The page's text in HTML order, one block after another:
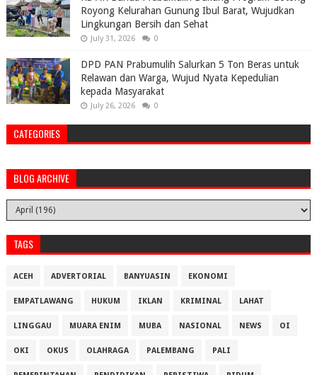
Royong Kelurahan Gunung Ibul Barat, Wujudkan
Lingkungan Bersih dan Sehat
July 31, 2026 0
DPD PAN Prabumulih Salurkan 5 Ton Beras untuk
Relawan dan Warga, Wujud Nyata Kepedulian
kepada Masyarakat
July 26, 2026 0
CATEGORIES
BLOG ARCHIVE
TAGS
ACEH ADVERTORIAL BANYUASIN EKONOMI
EMPATLAWANG HUKUM IKLAN KRIMINAL LAHAT
LINGGAU MUARA ENIM MUBA NASIONAL NEWS OI
OKI OKUS OLAHRAGA PALEMBANG PALI